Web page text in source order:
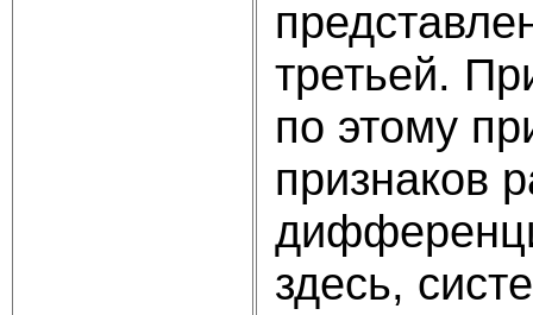
третьей.
по этому
признаков
здесь,